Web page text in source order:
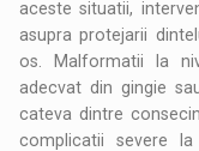
aceste situatii,
asupra protejarii
os. Malformatii la
adecvat din gingie
cateva dintre
complicatii severe